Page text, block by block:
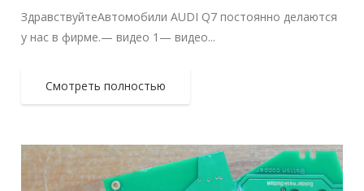
ЗдравствуйтеАвтомобили AUDI Q7 постоянно делаются
у нас в фирме.— видео 1— видео...
Смотреть полностью